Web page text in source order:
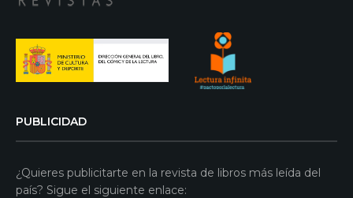
PUBLICIDAD
¿Quieres publicitarte en la revista de libros más leída del
país? Sigue el siguiente enlace: